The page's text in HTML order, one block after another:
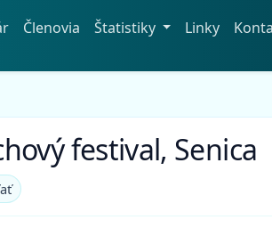
Členovia Štatistiky Linky
festival, Senica